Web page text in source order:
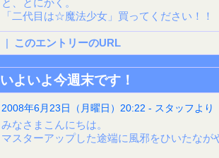
と、とにかく。
「二代目は☆魔法少女」買ってください！！
| このエントリーのURL
いよいよ今週末です！
2008年6月23日（月曜日）20:22 - スタッフより
みなさまこんにちは。
マスターアップした途端に風邪をひいたな